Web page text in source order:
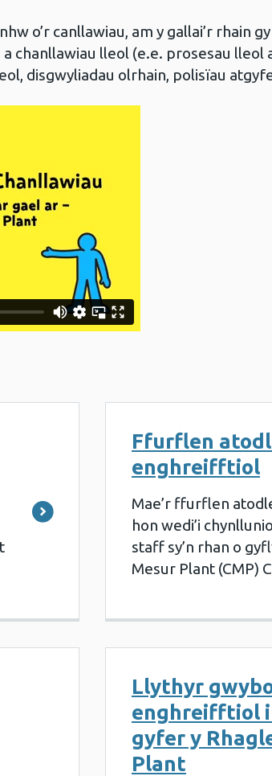
o’r canllawiau, am y gallai’r rhain
chanllawiau lleol (e.e. prosesau
disgwyliadau olrhain, polisïau
Ffurflen
enghreifftiol
Mae’r ffurflen
hon wedi’i
staff sy’n rhan o
Mesur Plant (CMP)
Llythyr
enghreifftiol
gyfer y
Plant